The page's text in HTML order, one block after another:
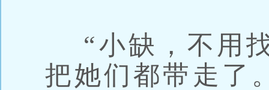
“小缺，不用
把她们都带走了